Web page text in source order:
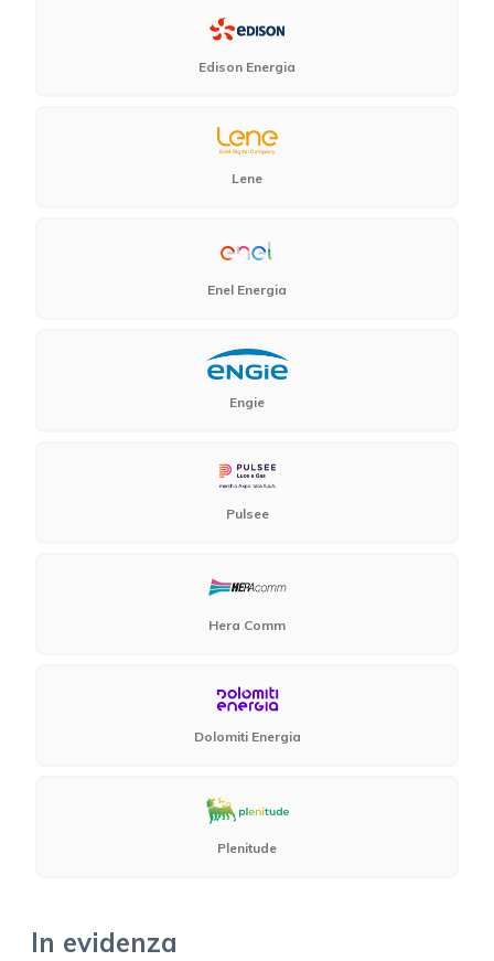
Edison Energia
Lene
Enel Energia
Engie
Pulsee
Hera Comm
Dolomiti Energia
Plenitude
In evidenza